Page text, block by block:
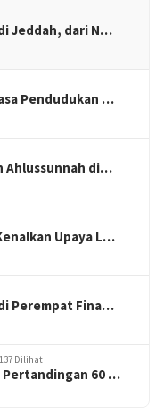
Jeddah, dari N…
Pendudukan …
Ahlussunnah di…
Upaya L…
Perempat Fina…
137 Dilihat
Pertandingan 60 …